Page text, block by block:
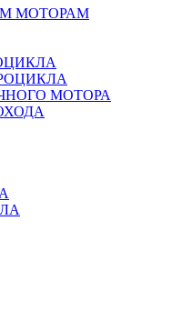
МОТОРАМ
МОТОРА